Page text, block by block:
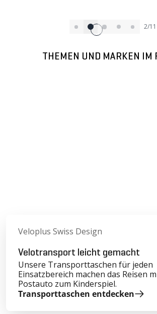
2/11
THEMEN UND MARKEN IM
Veloplus Swiss Design
Velotransport leicht gemacht
Unsere Transporttaschen für jeden
Einsatzbereich ­machen das Reisen
Postauto zum Kinderspiel.
Transporttaschen entdecken